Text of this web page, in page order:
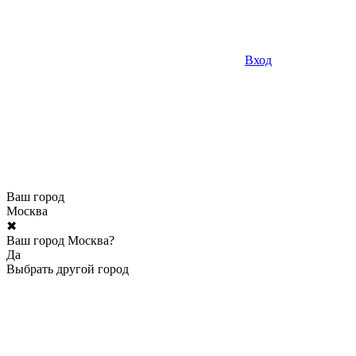
Вход
Ваш город
Москва
✖
Ваш город Москва?
Да
Выбрать другой город